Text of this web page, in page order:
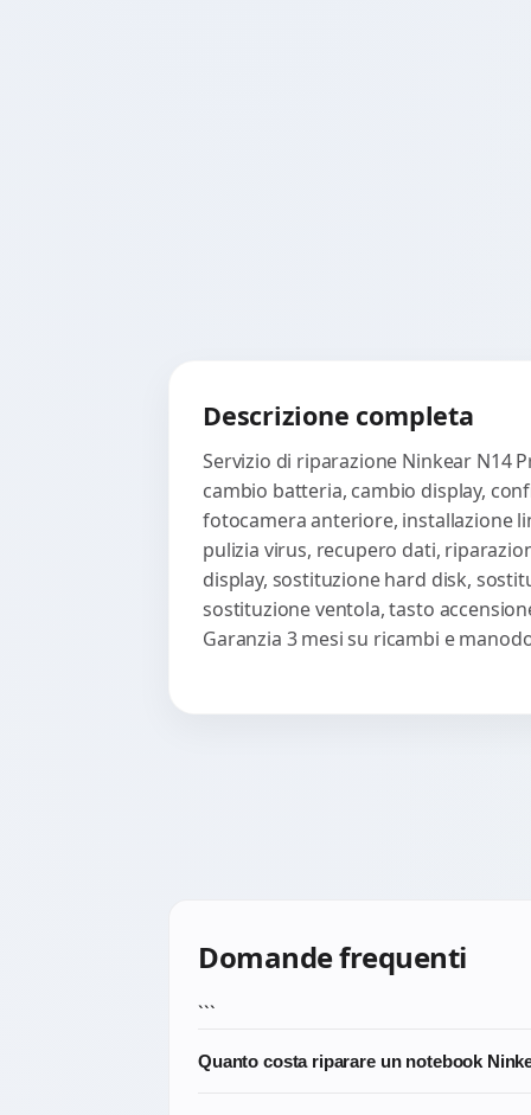
Descrizione completa
Servizio di riparazione Ninkear N14
cambio batteria, cambio display,
fotocamera anteriore, installazione
pulizia virus, recupero dati,
display, sostituzione hard disk,
sostituzione ventola, tasto
Garanzia 3 mesi su ricambi e
Domande frequenti
```
Quanto costa riparare un notebook